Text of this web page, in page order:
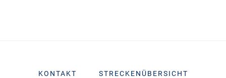
KONTAKT
STRECKENÜBERSICHT